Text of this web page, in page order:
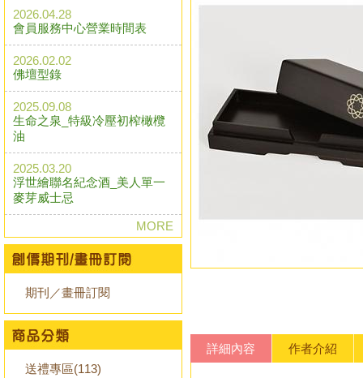
2026.04.28
會員服務中心營業時間表
2026.02.02
佛壇型錄
2025.09.08
生命之泉_特級冷壓初榨橄欖
油
2025.03.20
浮世繪聯名紀念酒_美人單一
麥芽威士忌
MORE
期刊／畫冊訂閱
送禮專區(113)
詳細內容 作者介紹